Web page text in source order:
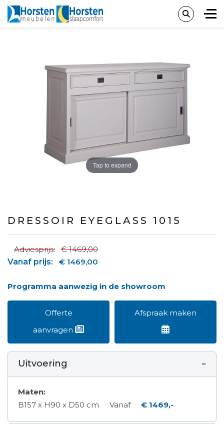
Tap to expand
DRESSOIR EYEGLASS 1015
Adviesprijs:
€ 1469,00
Vanaf prijs:
€ 1469,00
Programma aanwezig in de showroom
Offerte
aanvragen
Afspraak maken
Uitvoering
Maten:
B157 x H90 x D50 cm
Vanaf € 1469,-